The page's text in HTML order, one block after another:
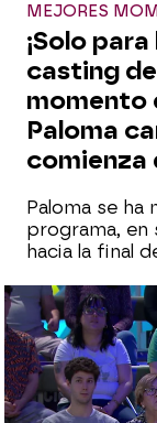
MEJORES
¡Solo
casting
momento
Paloma
comienza
Paloma se
programa, en
hacia la final
¡Paloma
suerte,